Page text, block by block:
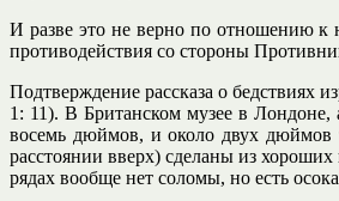
И разве это не верно по отношению к
противодействия со стороны
Подтверждение рассказа о
1: 11). В Британском музее в
восемь дюймов, и около двух
расстоянии вверх) сделаны из
рядах вообще нет соломы, но есть